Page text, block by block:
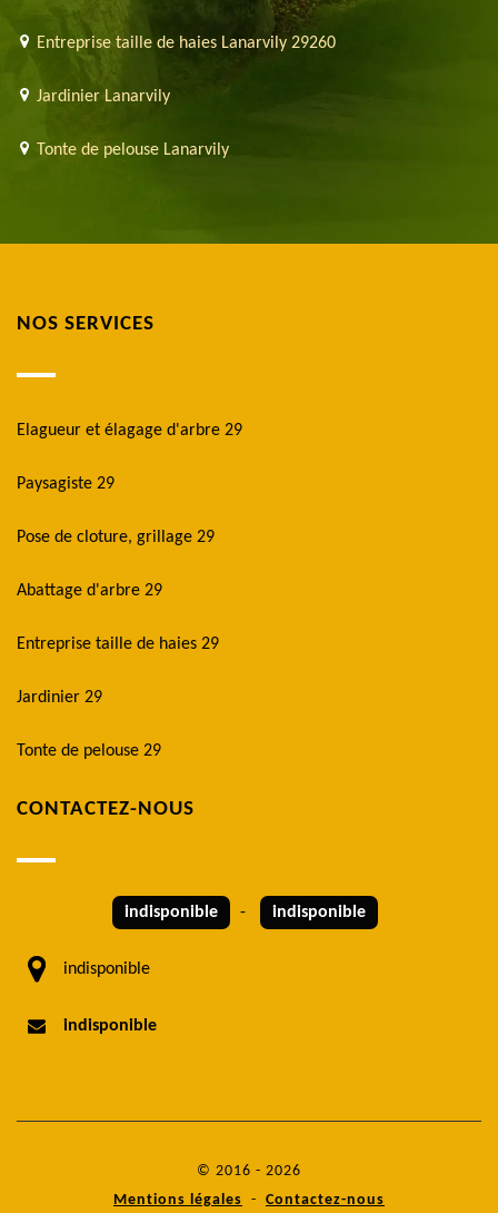
Entreprise taille de haies Lanarvily 29260
Jardinier Lanarvily
Tonte de pelouse Lanarvily
NOS SERVICES
Elagueur et élagage d'arbre 29
Paysagiste 29
Pose de cloture, grillage 29
Abattage d'arbre 29
Entreprise taille de haies 29
Jardinier 29
Tonte de pelouse 29
CONTACTEZ-NOUS
indisponible - indisponible
indisponible
indisponible
© 2016 - 2026
Mentions légales - Contactez-nous